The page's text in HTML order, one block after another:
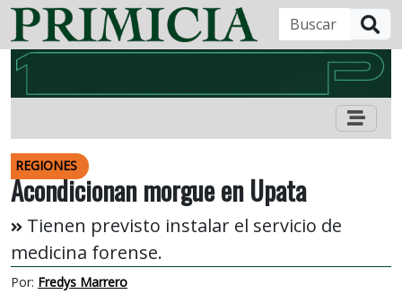
REGIONES
Acondicionan morgue en Upata
Tienen previsto instalar el servicio de
medicina forense.
Por: Fredys Marrero